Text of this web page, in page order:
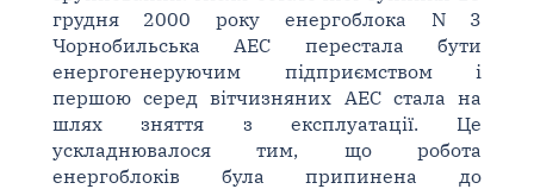
грудня 2000 року енергоблока N 3
Чорнобильська АЕС перестала бути
енергогенеруючим підприємством і
першою серед вітчизняних АЕС стала на
шлях зняття з експлуатації. Це
ускладнювалося тим, що робота
енергоблоків була припинена до